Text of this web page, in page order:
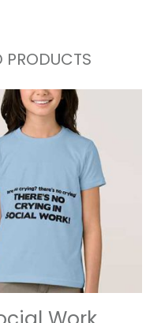
PRODUCTS